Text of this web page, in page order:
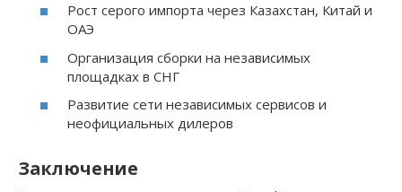
Рост серого импорта через Казахстан, Китай и
ОАЭ
Организация сборки на независимых
площадках в СНГ
Развитие сети независимых сервисов и
неофициальных дилеров
Заключение